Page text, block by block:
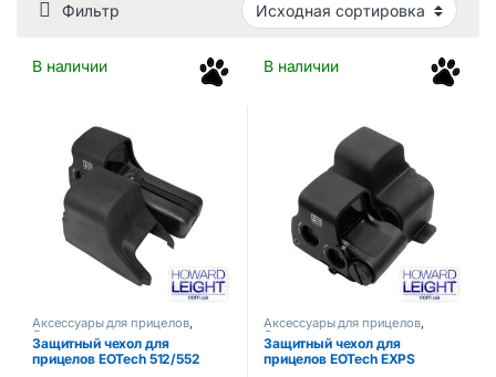
Фильтр
В наличии
Аксессуары для прицелов,
Оптика и прицелы
Защитный чехол для
прицелов EOTech 512/552
В наличии
Аксессуары для прицелов,
Оптика и прицелы
Защитный чехол для
прицелов EOTech EXPS